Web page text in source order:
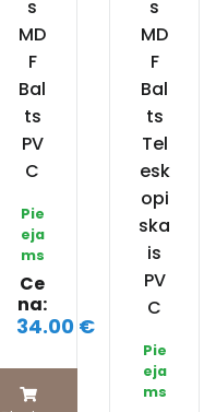
s
MD
F
Bal
ts
PV
C
Pie
eja
ms
Ce
na:
34.00 €
s
MD
F
Bal
ts
Tel
esk
opi
ska
is
PV
C
Pie
eja
ms